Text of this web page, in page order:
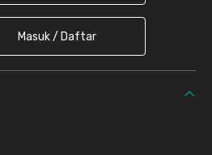
Masuk / Daftar